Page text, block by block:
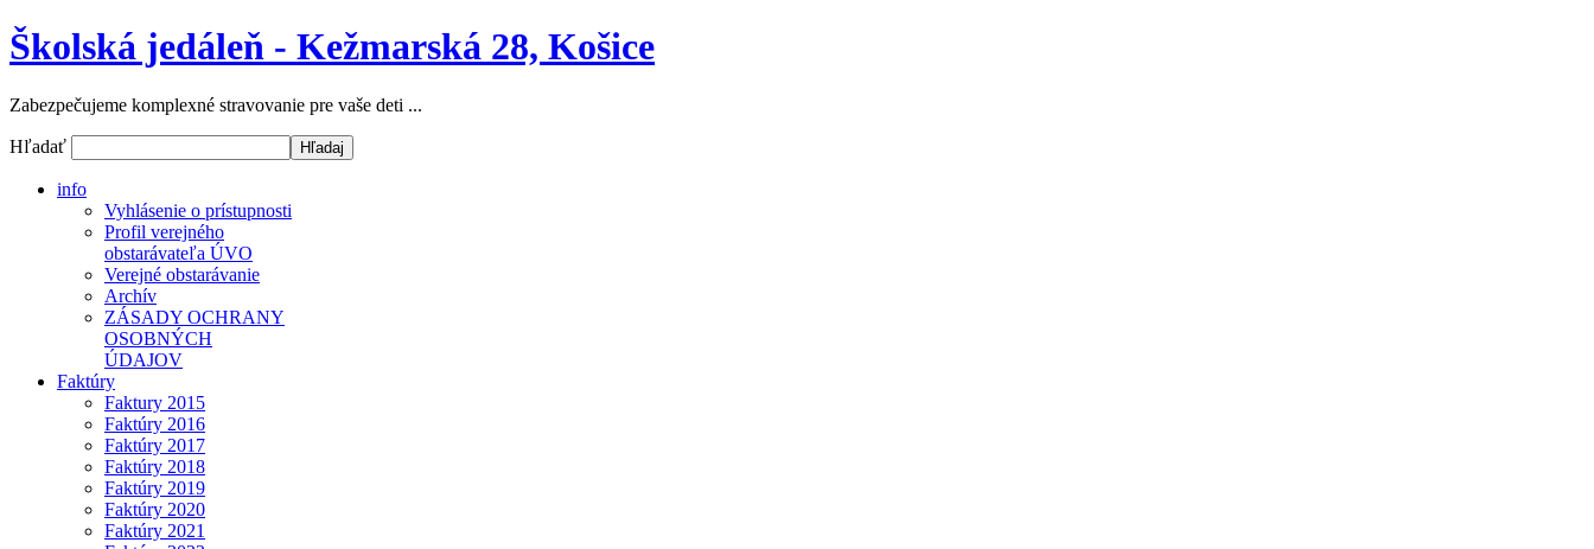
Školská jedáleň - Kežmarská 28, Košice
Zabezpečujeme komplexné stravovanie pre vaše deti ...
Hľadať
info
Vyhlásenie o prístupnosti
Profil verejného
obstarávateľa ÚVO
Verejné obstarávanie
Archív
ZÁSADY OCHRANY
OSOBNÝCH
ÚDAJOV
Faktúry
Faktury 2015
Faktúry 2016
Faktúry 2017
Faktúry 2018
Faktúry 2019
Faktúry 2020
Faktúry 2021